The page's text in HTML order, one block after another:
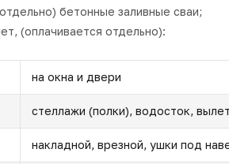
бетонные заливные сваи;
(оплачивается отдельно):
на окна и двери
стеллажи (полки), водосток,
накладной, врезной, ушки под